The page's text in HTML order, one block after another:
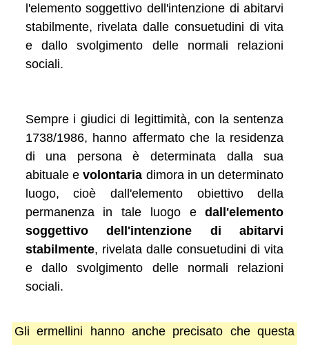
l'elemento soggettivo dell'intenzione di abitarvi
stabilmente, rivelata dalle consuetudini di vita
e dallo svolgimento delle normali relazioni
sociali.
Sempre i giudici di legittimità, con la sentenza
1738/1986, hanno affermato che la residenza
di una persona è determinata dalla sua
abituale evolontaria dimora in un determinato
luogo, cioè dall'elemento obiettivo della
permanenza in tale luogo edall'elemento
soggettivo dell'intenzione di abitarvi
stabilmente, rivelata dalle consuetudini di vita
e dallo svolgimento delle normali relazioni
sociali.
Gli ermellini hanno anche precisato che questa